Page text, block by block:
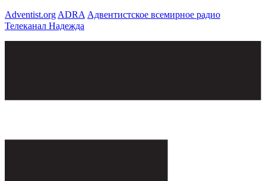
Adventist.org ADRA Адвентистское всемирное радио
Телеканал Надежда